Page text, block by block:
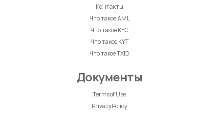
Контакты
Что такое AML
Что такое KYC
Что такое KYT
Что такое TXID
Документы
Terms of Use
Privacy Policy